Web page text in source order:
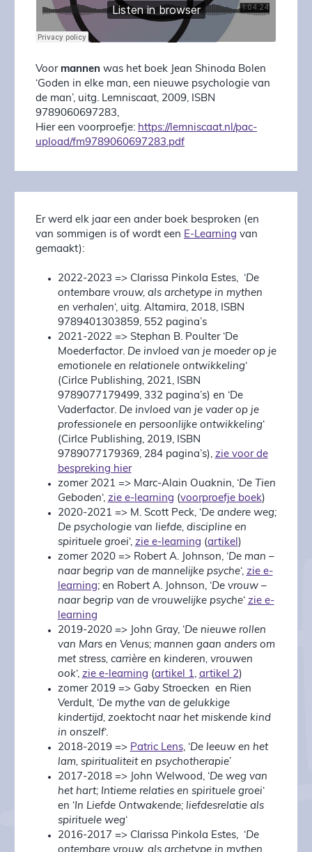
Voor mannen was het boek Jean Shinoda Bolen
‘Goden in elke man, een nieuwe psychologie van
de man’, uitg. Lemniscaat, 2009, ISBN
9789060697283,
Hier een voorproefje: https://lemniscaat.nl/pac-
upload/fm9789060697283.pdf
Er werd elk jaar een ander boek besproken (en
van sommigen is of wordt een E-Learning van
gemaakt):
2022-2023 => Clarissa Pinkola Estes, ‘De
ontembare vrouw, als archetype in mythen
en verhalen‘, uitg. Altamira, 2018, ISBN
9789401303859, 552 pagina’s
2021-2022 => Stephan B. Poulter ‘De
Moederfactor. De invloed van je moeder op je
emotionele en relationele ontwikkeling‘
(Cirlce Publishing, 2021, ISBN
9789077179499, 332 pagina’s) en ‘De
Vaderfactor. De invloed van je vader op je
professionele en persoonlijke ontwikkeling‘
(Cirlce Publishing, 2019, ISBN
9789077179369, 284 pagina’s), zie voor de
bespreking hier
zomer 2021 => Marc-Alain Ouaknin, ‘De Tien
Geboden‘, zie e-learning (voorproefje boek)
2020-2021 => M. Scott Peck, ‘De andere weg;
De psychologie van liefde, discipline en
spirituele groei‘, zie e-learning (artikel)
zomer 2020 => Robert A. Johnson, ‘De man –
naar begrip van de mannelijke psyche‘, zie e-
learning; en Robert A. Johnson, ‘De vrouw –
naar begrip van de vrouwelijke psyche‘ zie e-
learning
2019-2020 => John Gray, ‘De nieuwe rollen
van Mars en Venus; mannen gaan anders om
met stress, carrière en kinderen, vrouwen
ook‘, zie e-learning (artikel 1, artikel 2)
zomer 2019 => Gaby Stroecken en Rien
Verdult, ‘De mythe van de gelukkige
kindertijd, zoektocht naar het miskende kind
in onszelf‘.
2018-2019 => Patric Lens, ‘De leeuw en het
lam, spiritualiteit en psychotherapie’
2017-2018 => John Welwood, ‘De weg van
het hart; Intieme relaties en spirituele groei‘
en ‘In Liefde Ontwakende; liefdesrelatie als
spirituele weg‘
2016-2017 => Clarissa Pinkola Estes, ‘De